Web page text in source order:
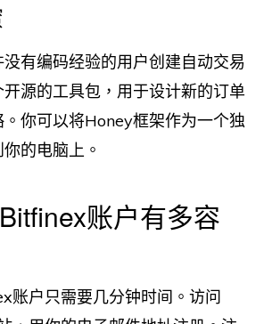
有编码经验的用户创建自动交易
源的工具包，用于设计新的订单
你可以将Honey框架作为一个独
的电脑上。
账户有多容
账户只需要几分钟时间。访问